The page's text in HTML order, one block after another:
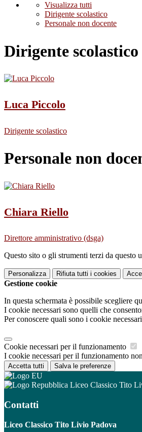
Visualizza tutti
Dirigente scolastico
Personale non docente
Dirigente scolastico
Luca Piccolo
Dirigente scolastico
Personale non
Chiara Riello
Direttore amministrativo (dsga)
Questo sito o gli strumenti terzi da questo
Personalizza Rifiuta tutti i cookies
Gestione cookie
In questa schermata è possibile scegliere
I cookie necessari sono quelli che
Per conoscere quali sono i cookie
Cookie necessari per il funzionamento
I cookie necessari per il funzionamento
Accetta tutti Salva le preferenze
Liceo Classico Tito
Contatti
Liceo Classico Tito Livio Padova